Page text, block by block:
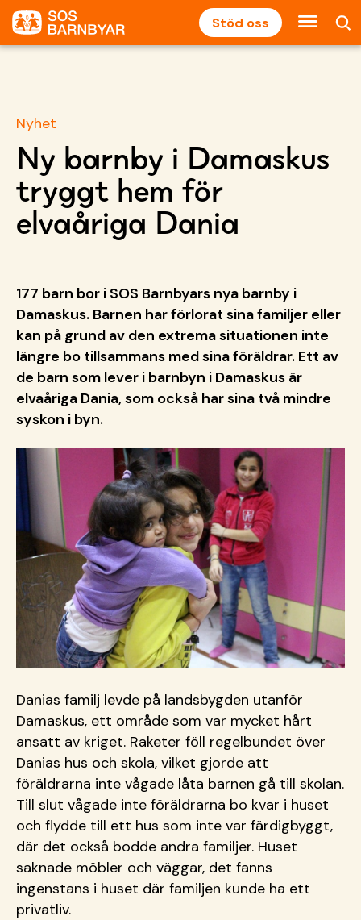
Stöd oss
Nyhet
Ny barnby i Damaskus
tryggt hem för
elvaåriga Dania
177 barn bor i SOS Barnbyars nya barnby i
Damaskus. Barnen har förlorat sina familjer eller
kan på grund av den extrema situationen inte
längre bo tillsammans med sina föräldrar. Ett av
de barn som lever i barnbyn i Damaskus är
elvaåriga Dania, som också har sina två mindre
syskon i byn.
Danias familj levde på landsbygden utanför
Damaskus, ett område som var mycket hårt
ansatt av kriget. Raketer föll regelbundet över
Danias hus och skola, vilket gjorde att
föräldrarna inte vågade låta barnen gå till skolan.
Till slut vågade inte föräldrarna bo kvar i huset
och flydde till ett hus som inte var färdigbyggt,
där det också bodde andra familjer. Huset
saknade möbler och väggar, det fanns
ingenstans i huset där familjen kunde ha ett
privatliv.